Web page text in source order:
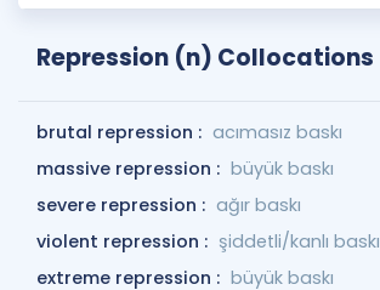
Repression (n) Collocations
brutal repression : acımasız baskı
massive repression : büyük baskı
severe repression : ağır baskı
violent repression : şiddetli/kanlı baskı
extreme repression : büyük baskı